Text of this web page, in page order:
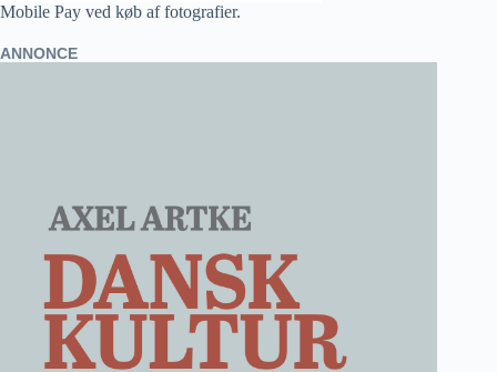
Mobile Pay ved køb af fotografier.
ANNONCE